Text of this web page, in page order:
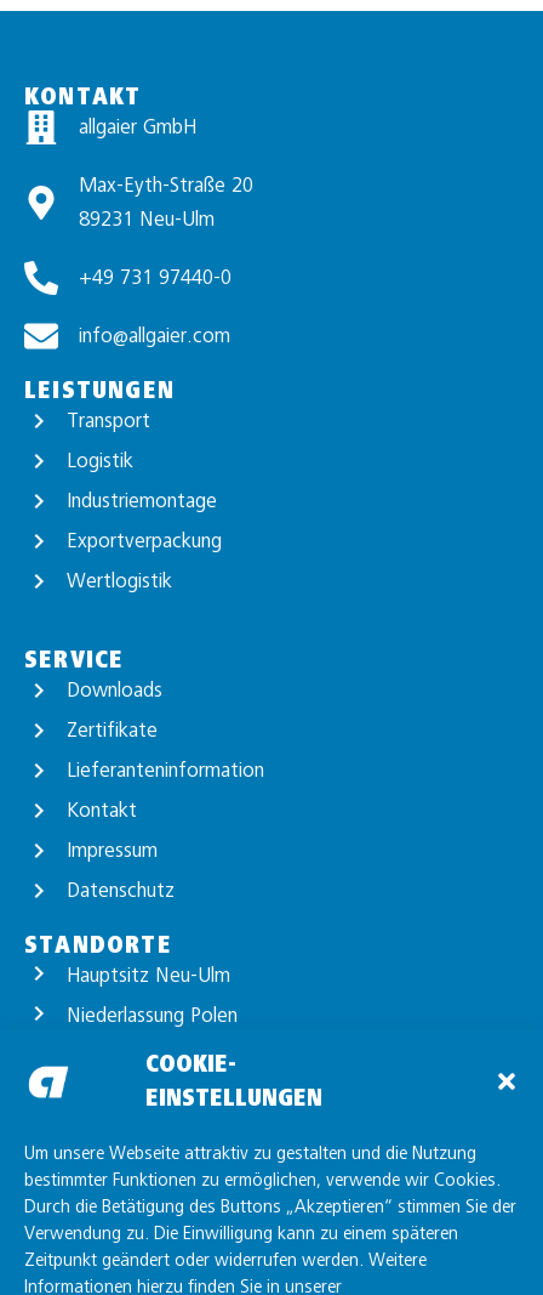
COOKIE-
EINSTELLUNGEN
Um unsere Webseite attraktiv zu gestalten und die Nutzung
bestimmter Funktionen zu ermöglichen, verwende wir Cookies.
Durch die Betätigung des Buttons „Akzeptieren“ stimmen Sie der
Verwendung zu. Die Einwilligung kann zu einem späteren
Zeitpunkt geändert oder widerrufen werden. Weitere
Informationen hierzu finden Sie in unserer
KONTAKT
allgaier GmbH
Max-Eyth-Straße 20
89231 Neu-Ulm
+49 731 97440-0
info@allgaier.com
LEISTUNGEN
Transport
Logistik
Industriemontage
Exportverpackung
Wertlogistik
SERVICE
Downloads
Zertifikate
Lieferanteninformation
Kontakt
Impressum
Datenschutz
STANDORTE
Hauptsitz Neu-Ulm
Niederlassung Polen
Standort Günzburg
Standort Unterelchingen